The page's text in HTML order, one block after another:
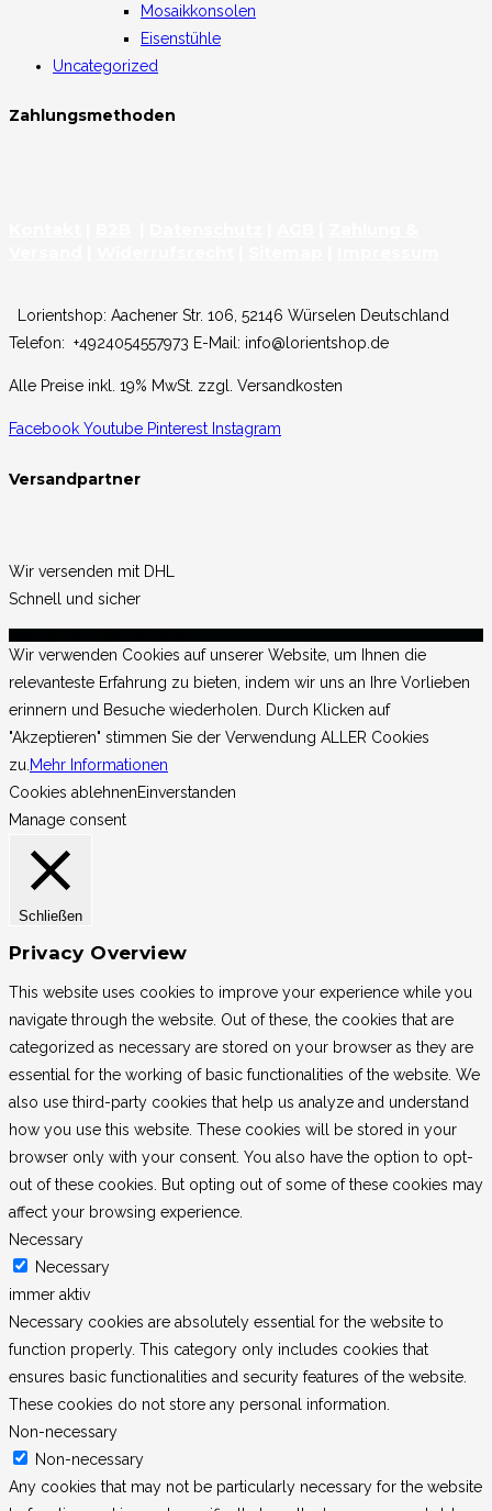
Mosaikkonsolen
Eisenstühle
Uncategorized
Zahlungsmethoden
Lorientshop: Aachener Str. 106, 52146 Würselen Deutschland
Telefon: +4924054557973 E-Mail: info@lorientshop.de
Alle Preise inkl. 19% MwSt. zzgl. Versandkosten
Facebook Youtube Pinterest Instagram
Versandpartner
Wir versenden mit DHL
Schnell und sicher
Wir verwenden Cookies auf unserer Website, um Ihnen die
relevanteste Erfahrung zu bieten, indem wir uns an Ihre Vorlieben
erinnern und Besuche wiederholen. Durch Klicken auf
"Akzeptieren" stimmen Sie der Verwendung ALLER Cookies
zu. Mehr Informationen
Cookies ablehnenEinverstanden
Manage consent
Schließen
Privacy Overview
This website uses cookies to improve your experience while you
navigate through the website. Out of these, the cookies that are
categorized as necessary are stored on your browser as they are
essential for the working of basic functionalities of the website. We
also use third-party cookies that help us analyze and understand
how you use this website. These cookies will be stored in your
browser only with your consent. You also have the option to opt-
out of these cookies. But opting out of some of these cookies may
affect your browsing experience.
Necessary
Necessary
immer aktiv
Necessary cookies are absolutely essential for the website to
function properly. This category only includes cookies that
ensures basic functionalities and security features of the website.
These cookies do not store any personal information.
Non-necessary
Non-necessary
Any cookies that may not be particularly necessary for the website